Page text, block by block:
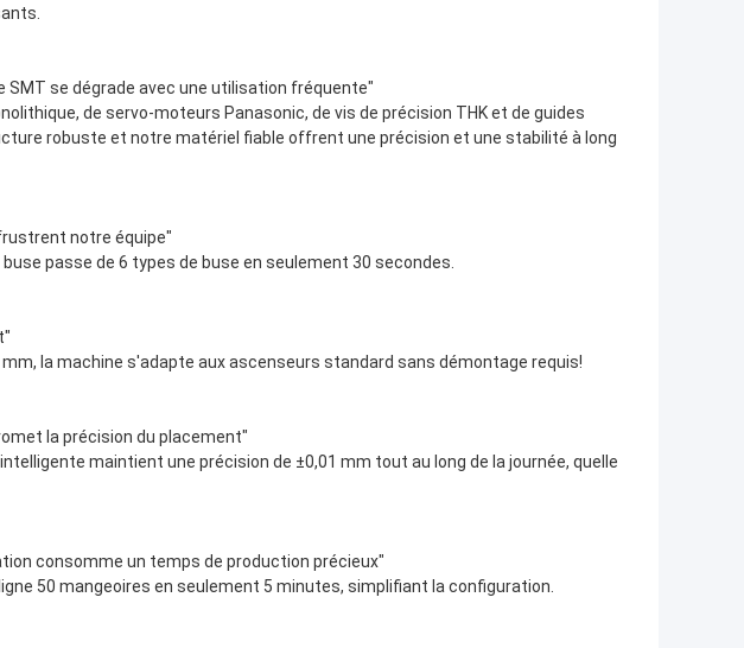
SMT se dégrade avec une utilisation fréquente"
de servo-moteurs Panasonic, de vis de précision THK et de guides
robuste et notre matériel fiable offrent une précision et une stabilité à long
notre équipe"
passe de 6 types de buse en seulement 30 secondes.
la machine s'adapte aux ascenseurs standard sans démontage requis!
la précision du placement"
maintient une précision de ±0,01 mm tout au long de la journée, quelle
consomme un temps de production précieux"
50 mangeoires en seulement 5 minutes, simplifiant la configuration.